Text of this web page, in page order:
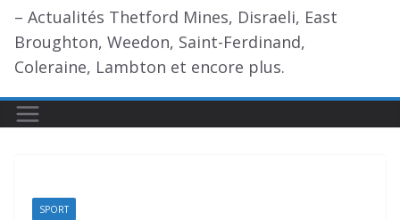
– Actualités Thetford Mines, Disraeli, East
Broughton, Weedon, Saint-Ferdinand,
Coleraine, Lambton et encore plus.
SPORT